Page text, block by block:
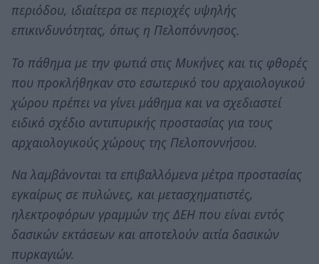
περιόδου, ιδιαίτερα σε περιοχές υψηλής
επικινδυνότητας, όπως η Πελοπόννησος.
Το πάθημα με την φωτιά στις Μυκήνες και τις φθορές
που προκλήθηκαν στο εσωτερικό του αρχαιολογικού
χώρου πρέπει να γίνει μάθημα και να σχεδιαστεί
ειδικό σχέδιο αντιπυρικής προστασίας για τους
αρχαιολογικούς χώρους της Πελοποννήσου.
Να λαμβάνονται τα επιβαλλόμενα μέτρα προστασίας
εγκαίρως σε πυλώνες, και μετασχηματιστές,
ηλεκτροφόρων γραμμών της ΔΕΗ που είναι εντός
δασικών εκτάσεων και αποτελούν αιτία δασικών
πυρκαγιών.